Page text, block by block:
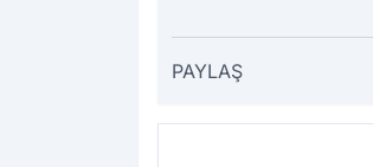
PAYLAŞ